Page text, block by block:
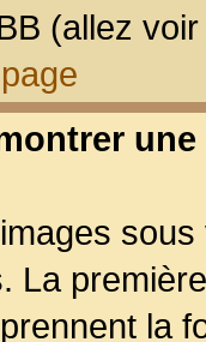
(allez
La
la